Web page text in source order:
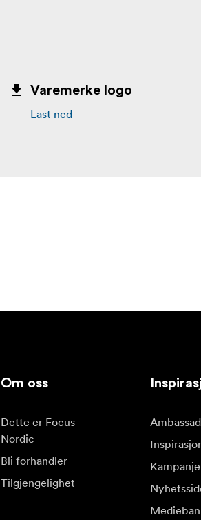
Varemerke logo
Last ned
Om oss
Dette er Focus
Nordic
Bli forhandler
Tilgjengelighet